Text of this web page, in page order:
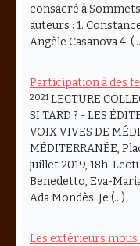
consacré à
auteurs : 1.
Angèle Casanova 4.
Participation à des
2021LECTURE
SI TARD ? - LES
VOIX VIVES DE
MÉDITERRANÉE,
juillet 2019, 18h.
Benedetto, Eva-
Ada Mondès. Je (…)
Les extérieurs